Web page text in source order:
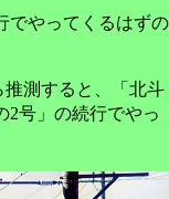
でやってくるはずの
推測すると、「北斗
2号」の続行でやっ